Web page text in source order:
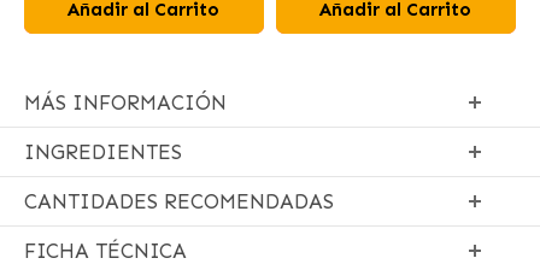
Añadir al Carrito Añadir al Carrito
MÁS INFORMACIÓN
INGREDIENTES
CANTIDADES RECOMENDADAS
FICHA TÉCNICA